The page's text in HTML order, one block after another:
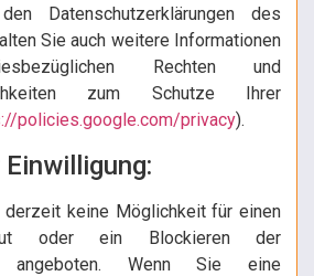
Datenschutzerklärungen des
Sie auch weitere Informationen
Rechten und
zum Schutze Ihrer
policies.google.com/privacy).
keine Möglichkeit für einen
oder ein Blockieren der
angeboten. Wenn Sie eine